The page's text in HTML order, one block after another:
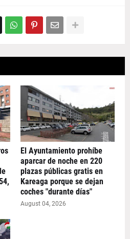
El Ayuntamiento prohíbe
aparcar de noche en 220
plazas públicas gratis en
Kareaga porque se dejan
coches "durante días"
August 04, 2026